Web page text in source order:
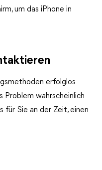
um das iPhone in
erfolglos
Problem wahrscheinlich
für Sie an der Zeit, einen